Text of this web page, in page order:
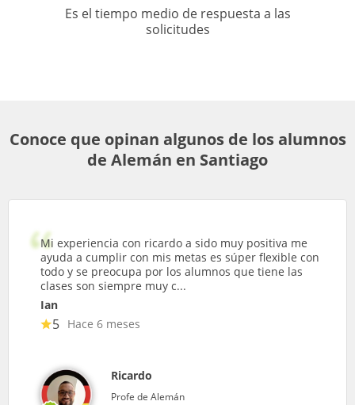
Es el tiempo medio de respuesta a las
solicitudes
Conoce que opinan algunos de los alumnos
de Alemán en Santiago
Mi experiencia con ricardo a sido muy positiva me
ayuda a cumplir con mis metas es súper flexible con
todo y se preocupa por los alumnos que tiene las
clases son siempre muy c...
Ian
5 Hace 6 meses
Ricardo
Profe de Alemán